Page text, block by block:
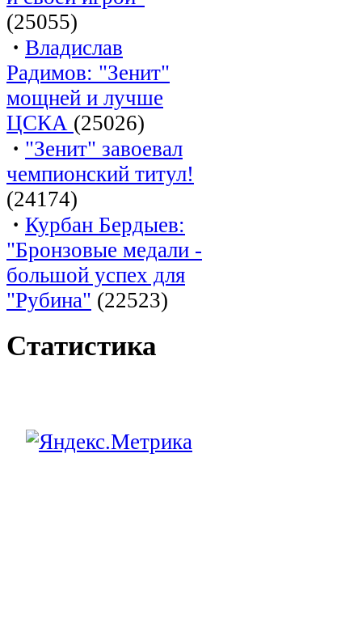
(25055)
· Владислав
Радимов: "Зенит"
мощней и лучше
ЦСКА (25026)
· "Зенит" завоевал
чемпионский титул!
(24174)
· Курбан Бердыев:
"Бронзовые медали -
большой успех для
"Рубина" (22523)
Статистика